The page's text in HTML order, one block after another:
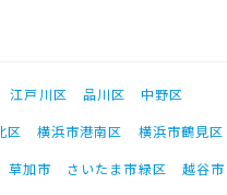
江戸川区 品川区
中野区
区 横浜市港南区 横浜市鶴見区
草加市 さいたま市緑区
越谷市